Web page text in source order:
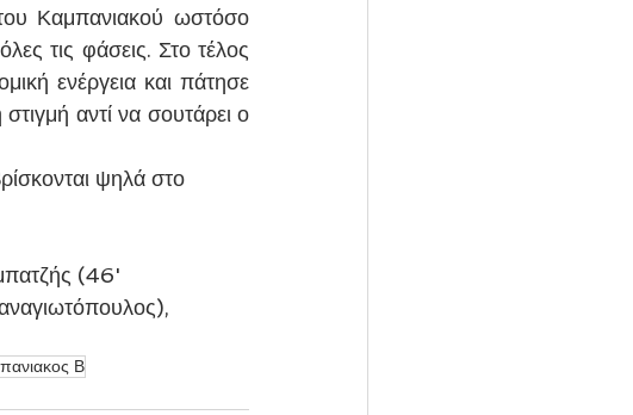
Καμπανιακού ωστόσο
τις φάσεις. Στο τέλος
ενέργεια και πάτησε
αντί να σουτάρει ο
ψηλά στο
(46'
Β